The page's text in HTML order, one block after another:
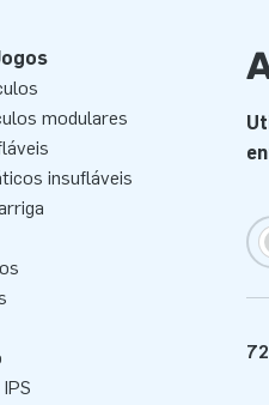
modulares
insufláveis